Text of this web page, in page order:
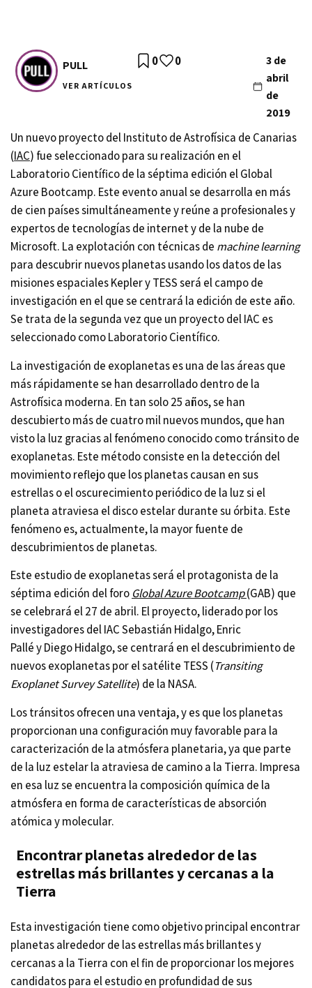
PULL
VER ARTÍCULOS
3 de
abril
de
2019
0 0
Un nuevo proyecto del Instituto de Astrofísica de Canarias
(IAC) fue seleccionado para su realización en el
Laboratorio Científico de la séptima edición el Global
Azure Bootcamp. Este evento anual se desarrolla en más
de cien países simultáneamente y reúne a profesionales y
expertos de tecnologías de internet y de la nube de
Microsoft. La explotación con técnicas de machine learning
para descubrir nuevos planetas usando los datos de las
misiones espaciales Kepler y TESS será el campo de
investigación en el que se centrará la edición de este año.
Se trata de la segunda vez que un proyecto del IAC es
seleccionado como Laboratorio Científico.
La investigación de exoplanetas es una de las áreas que
más rápidamente se han desarrollado dentro de la
Astrofísica moderna. En tan solo 25 años, se han
descubierto más de cuatro mil nuevos mundos, que han
visto la luz gracias al fenómeno conocido como tránsito de
exoplanetas. Este método consiste en la detección del
movimiento reflejo que los planetas causan en sus
estrellas o el oscurecimiento periódico de la luz si el
planeta atraviesa el disco estelar durante su órbita. Este
fenómeno es, actualmente, la mayor fuente de
descubrimientos de planetas.
Este estudio de exoplanetas será el protagonista de la
séptima edición del foro Global Azure Bootcamp(GAB) que
se celebrará el 27 de abril. El proyecto, liderado por los
investigadores del IAC Sebastián Hidalgo, Enric
Pallé y Diego Hidalgo, se centrará en el descubrimiento de
nuevos exoplanetas por el satélite TESS (Transiting
Exoplanet Survey Satellite) de la NASA.
Los tránsitos ofrecen una ventaja, y es que los planetas
proporcionan una configuración muy favorable para la
caracterización de la atmósfera planetaria, ya que parte
de la luz estelar la atraviesa de camino a la Tierra. Impresa
en esa luz se encuentra la composición química de la
atmósfera en forma de características de absorción
atómica y molecular.
Encontrar planetas alrededor de las
estrellas más brillantes y cercanas a la
Tierra
Esta investigación tiene como objetivo principal encontrar
planetas alrededor de las estrellas más brillantes y
cercanas a la Tierra con el fin de proporcionar los mejores
candidatos para el estudio en profundidad de sus